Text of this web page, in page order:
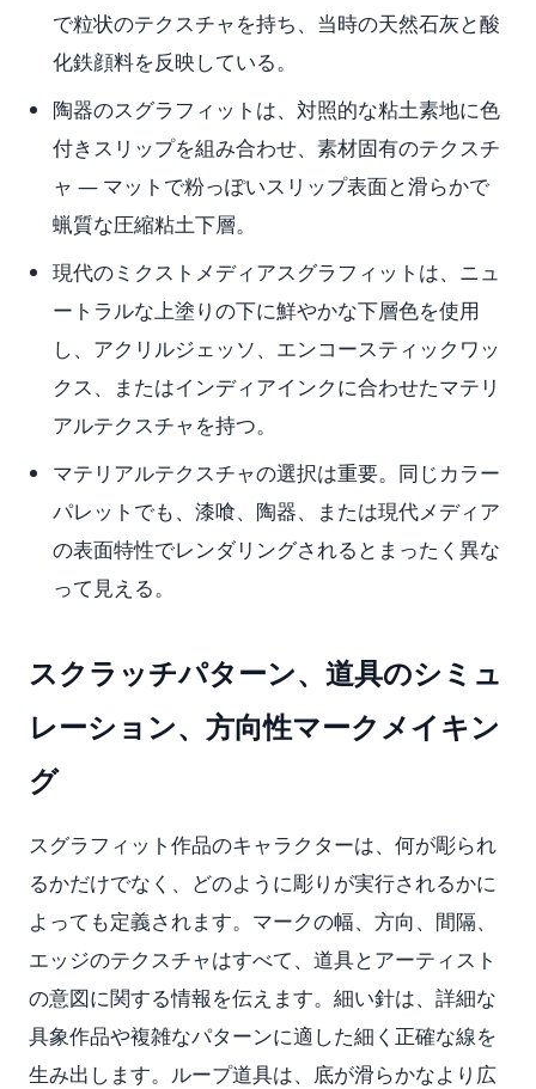
で粒状のテクスチャを持ち、当時の天然石灰と酸
化鉄顔料を反映している。
陶器のスグラフィットは、対照的な粘土素地に色
付きスリップを組み合わせ、素材固有のテクスチ
ャ — マットで粉っぽいスリップ表面と滑らかで
蝋質な圧縮粘土下層。
現代のミクストメディアスグラフィットは、ニュ
ートラルな上塗りの下に鮮やかな下層色を使用
し、アクリルジェッソ、エンコースティックワッ
クス、またはインディアインクに合わせたマテリ
アルテクスチャを持つ。
マテリアルテクスチャの選択は重要。同じカラー
パレットでも、漆喰、陶器、または現代メディア
の表面特性でレンダリングされるとまったく異な
って見える。
スクラッチパターン、道具のシミュ
レーション、方向性マークメイキン
グ
スグラフィット作品のキャラクターは、何が彫られ
るかだけでなく、どのように彫りが実行されるかに
よっても定義されます。マークの幅、方向、間隔、
エッジのテクスチャはすべて、道具とアーティスト
の意図に関する情報を伝えます。細い針は、詳細な
具象作品や複雑なパターンに適した細く正確な線を
生み出します。ループ道具は、底が滑らかなより広